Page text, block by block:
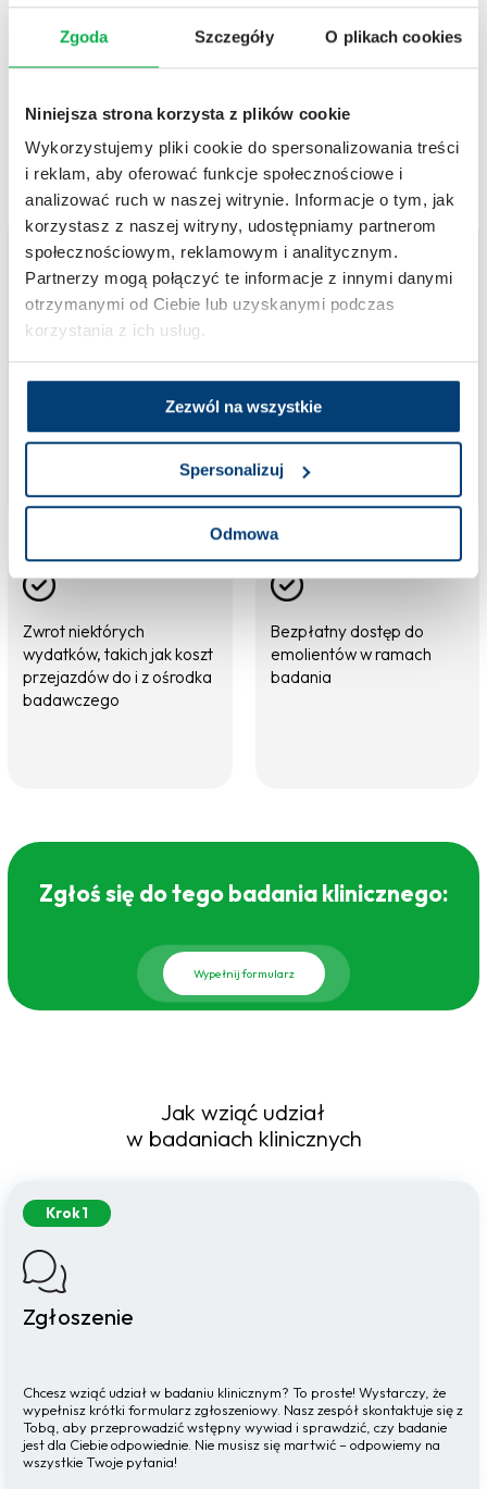
Zgoda Szczegóły O plikach cookies
Niniejsza strona korzysta z plików cookie
Wykorzystujemy pliki cookie do spersonalizowania treści
i reklam, aby oferować funkcje społecznościowe i
analizować ruch w naszej witrynie. Informacje o tym, jak
korzystasz z naszej witryny, udostępniamy partnerom
społecznościowym, reklamowym i analitycznym.
Partnerzy mogą połączyć te informacje z innymi danymi
otrzymanymi od Ciebie lub uzyskanymi podczas
korzystania z ich usług.
Zezwól na wszystkie
Spersonalizuj
Odmowa
W ramach uczestnictwa w badaniu
spełniającym warunki kwalifikacji do badania
zapewnia się:
Opiekę lekarza specjalisty
w ramach badania
klinicznego
Diagnostykę,
monitorowanie stanu
wpływu efektów leczenia
na stan zdrowia przez
cały okres trwania
badania
Zwrot niektórych
wydatków, takich jak koszt
przejazdów do i z ośrodka
badawczego
Bezpłatny dostęp do
emolientów w ramach
badania
Zgłoś się do tego badania klinicznego:
Wypełnij formularz
Jak wziąć udział
w badaniach klinicznych
Krok 1
Zgłoszenie
Chcesz wziąć udział w badaniu klinicznym? To proste! Wystarczy, że
wypełnisz krótki formularz zgłoszeniowy. Nasz zespół skontaktuje się z
Tobą, aby przeprowadzić wstępny wywiad i sprawdzić, czy badanie
jest dla Ciebie odpowiednie. Nie musisz się martwić – odpowiemy na
wszystkie Twoje pytania!